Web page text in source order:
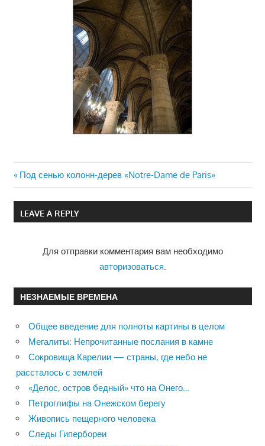
Навигация
по
Previous
Post:
Под сенью колонн-дерев «Notre-Dame de Paris»
LEAVE A REPLY
Для отправки комментария вам необходимо
авторизоваться
НЕЗНАЕМЫЕ ВРЕМЕНА
Общее введение для полноты картины в целом
Мегалиты: Непрочитанные послания в камне
Сокровища Карелии — страны, где небо не
рассталось с землей
«Делос, остров бедный» что на Онего…
Петроглифы на Онежском берегу
Живопись пещерного человека
Следы Гипербореи